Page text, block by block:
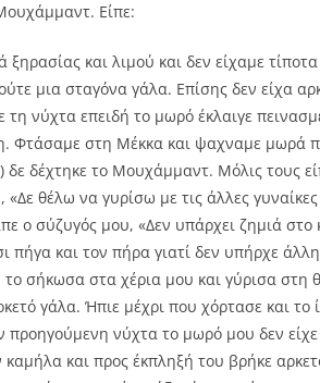
Είπε:
ξηρασίας και λιμού και δεν είχαμε
μια σταγόνα γάλα. Επίσης δεν είχα
τη νύχτα επειδή το μωρό έκλαιγε
Φτάσαμε στη Μέκκα και ψαχναμε μωρά
δε δέχτηκε το Μουχάμμαντ. Μόλις τους
«Δε θέλω να γυρίσω με τις άλλες
ο σύζυγός μου, «Δεν υπάρχει ζημιά
πήγα και τον πήρα γιατί δεν υπήρχε
σήκωσα στα χέρια μου και γύρισα στη
γάλα. Ήπιε μέχρι που χόρτασε και
προηγούμενη νύχτα το μωρό μου δεν
καμήλα και προς έκπληξή του βρήκε